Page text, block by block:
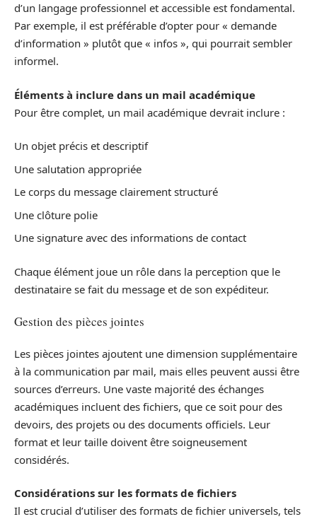
d’un langage professionnel et accessible est fondamental.
Par exemple, il est préférable d’opter pour « demande
d’information » plutôt que « infos », qui pourrait sembler
informel.
Éléments à inclure dans un mail académique
Pour être complet, un mail académique devrait inclure :
Un objet précis et descriptif
Une salutation appropriée
Le corps du message clairement structuré
Une clôture polie
Une signature avec des informations de contact
Chaque élément joue un rôle dans la perception que le
destinataire se fait du message et de son expéditeur.
Gestion des pièces jointes
Les pièces jointes ajoutent une dimension supplémentaire
à la communication par mail, mais elles peuvent aussi être
sources d’erreurs. Une vaste majorité des échanges
académiques incluent des fichiers, que ce soit pour des
devoirs, des projets ou des documents officiels. Leur
format et leur taille doivent être soigneusement
considérés.
Considérations sur les formats de fichiers
Il est crucial d’utiliser des formats de fichier universels, tels